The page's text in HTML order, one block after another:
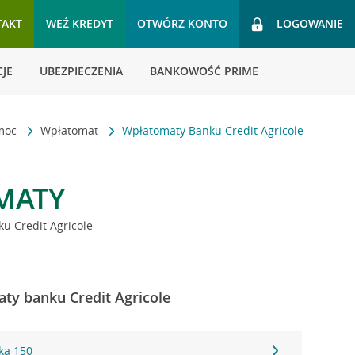
WEŹ KREDYT OTWÓRZ KONTO LOGOWANIE
UBEZPIECZENIA BANKOWOŚĆ PRIME
Wpłatomat Wpłatomaty Banku Credit Agricole
Credit Agricole
banku Credit Agricole
150